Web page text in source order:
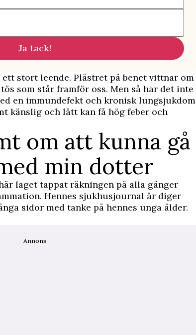
Ja tack!
stort leende. Plåstret på benet vittnar om
som står framför oss. Men så har det inte
en immundefekt och kronisk lungsjukdom
känslig och lätt kan få hög feber och
om att kunna gå
min dotter
laget tappat räkningen på alla gånger
Hennes sjukhusjournal är diger
sidor med tanke på hennes unga ålder.
Annons